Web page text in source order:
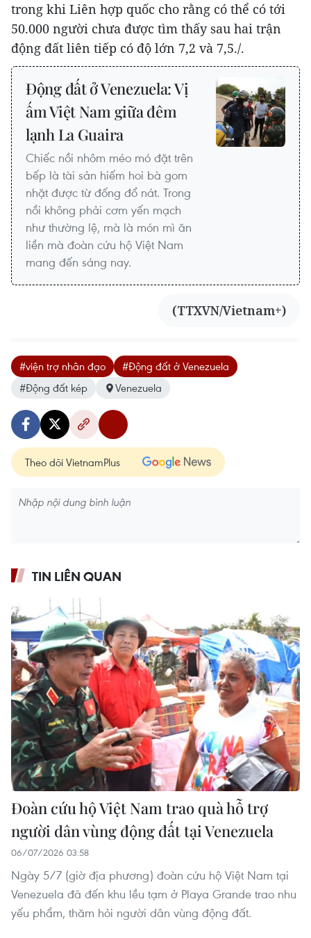
trong khi Liên hợp quốc cho rằng có thể có tới
50.000 người chưa được tìm thấy sau hai trận
động đất liên tiếp có độ lớn 7,2 và 7,5./.
Động đất ở Venezuela: Vị
ấm Việt Nam giữa đêm
lạnh La Guaira
Chiếc nồi nhôm méo mó đặt trên
bếp là tài sản hiếm hoi bà gom
nhặt được từ đống đổ nát. Trong
nồi không phải cơm yến mạch
như thường lệ, mà là món mì ăn
liền mà đoàn cứu hộ Việt Nam
mang đến sáng nay.
(TTXVN/Vietnam+)
#viện trợ nhân đạo
#Động đất ở Venezuela
#Động đất kép
Venezuela
Theo dõi VietnamPlus
TIN LIÊN QUAN
Đoàn cứu hộ Việt Nam trao quà hỗ trợ
người dân vùng động đất tại Venezuela
06/07/2026 03:58
Ngày 5/7 (giờ địa phương) đoàn cứu hộ Việt Nam tại
Venezuela đã đến khu lều tạm ở Playa Grande trao nhu
yếu phẩm, thăm hỏi người dân vùng động đất.